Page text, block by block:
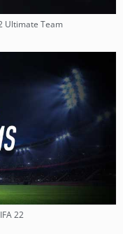
Ultimate Team
22